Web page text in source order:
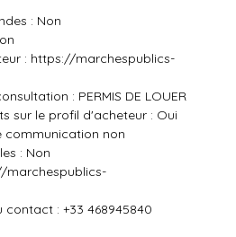
: Non
: https://marchespublics-
: PERMIS DE LOUER
sur le profil d'acheteur : Oui
communication non
: Non
marchespublics-
: +33 468945840